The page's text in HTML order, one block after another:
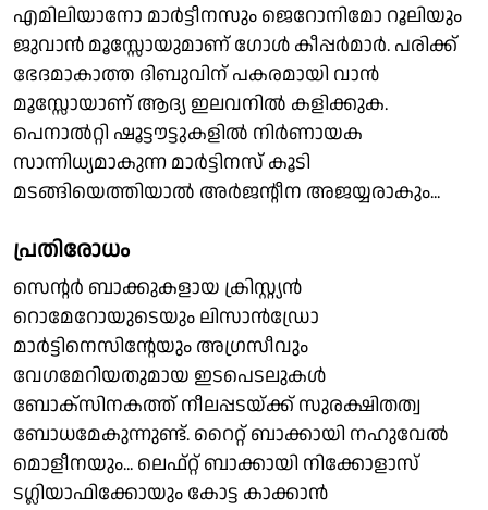
എമിലിയാനോ മാര്‍ട്ടീനസും ജെറോനിമോ റൂലിയും
ജുവാന്‍ മൂസ്സോയുമാണ് ഗോള്‍ കീപ്പര്‍മാര്‍. പരിക്ക്
ഭേദമാകാത്ത ദിബുവിന് പകരമായി വാന്‍
മൂസ്സോയാണ് ആദ്യ ഇലവനിൽ കളിക്കുക.
പെനാൽറ്റി ഷൂട്ടൗട്ടുകളിൽ നിർണായക
സാന്നിധ്യമാകുന്ന മാർട്ടിനസ് കൂടി
മടങ്ങിയെത്തിയാൽ അർജൻ്റീന അജയ്യരാകും...
പ്രതിരോധം
സെൻ്റർ ബാക്കുകളായ ക്രിസ്റ്റ്യൻ
റൊമേറോയുടെയും ലിസാൻഡ്രോ
മാർട്ടിനെസിൻ്റേയും അഗ്രസീവും
വേഗമേറിയതുമായ ഇടപെടലുകൾ
ബോക്സിനകത്ത് നീലപ്പടയ്ക്ക് സുരക്ഷിതത്വ
ബോധമേകുന്നുണ്ട്. റൈറ്റ് ബാക്കായി നഹുവേല്‍
മൊളീനയും... ലെഫ്റ്റ് ബാക്കായി നിക്കോളാസ്
ടഗ്ലിയാഫിക്കോയും കോട്ട കാക്കാൻ